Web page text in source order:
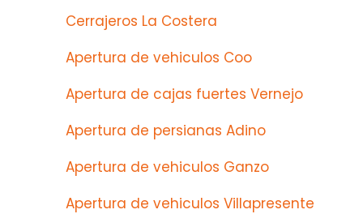
Cerrajeros La Costera
Apertura de vehiculos Coo
Apertura de cajas fuertes Vernejo
Apertura de persianas Adino
Apertura de vehiculos Ganzo
Apertura de vehiculos Villapresente